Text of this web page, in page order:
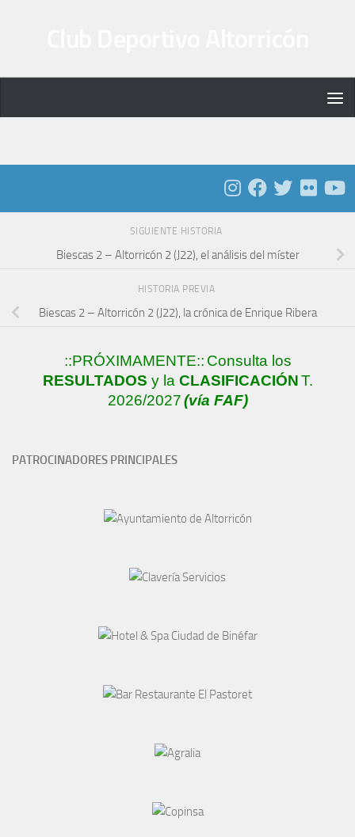
SIGUIENTE HISTORIA
Biescas 2 – Altorricón 2 (J22), el análisis del míster
HISTORIA PREVIA
Biescas 2 – Altorricón 2 (J22), la crónica de Enrique Ribera
::PRÓXIMAMENTE:: Consulta los
RESULTADOS y la CLASIFICACIÓNT.
2026/2027(vía FAF)
PATROCINADORES PRINCIPALES